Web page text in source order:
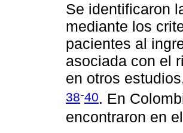
Se identificaron
mediante los
pacientes al
asociada con el
en otros
38-40. En
encontraron en